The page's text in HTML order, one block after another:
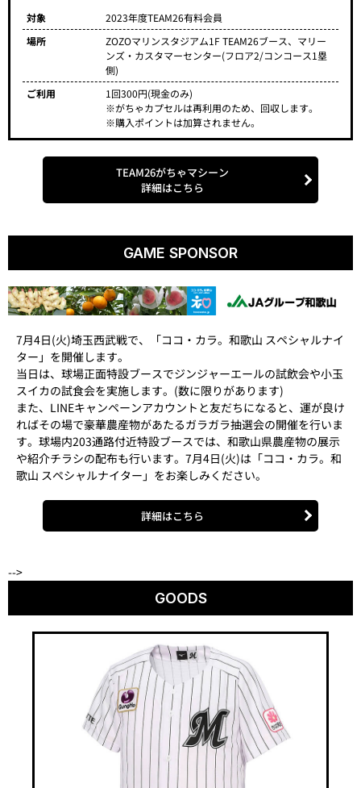
対象
2023年度TEAM26有料会員
場所
ZOZOマリンスタジアム1F TEAM26ブース、マリー
ンズ・カスタマーセンター(フロア2/コンコース1塁
側)
ご利用
1回300円(現金のみ)
※がちゃカプセルは再利用のため、回収します。
※購入ポイントは加算されません。
TEAM26がちゃマシーン
詳細はこちら
GAME SPONSOR
7月4日(火)埼玉西武戦で、「ココ・カラ。和歌山 スペシャルナイ
ター」を開催します。
当日は、球場正面特設ブースでジンジャーエールの試飲会や小玉
スイカの試食会を実施します。(数に限りがあります)
また、LINEキャンペーンアカウントと友だちになると、運が良け
ればその場で豪華農産物があたるガラガラ抽選会の開催を行いま
す。球場内203通路付近特設ブースでは、和歌山県農産物の展示
や紹介チラシの配布も行います。7月4日(火)は「ココ・カラ。和
歌山 スペシャルナイター」をお楽しみください。
詳細はこちら
-->
GOODS